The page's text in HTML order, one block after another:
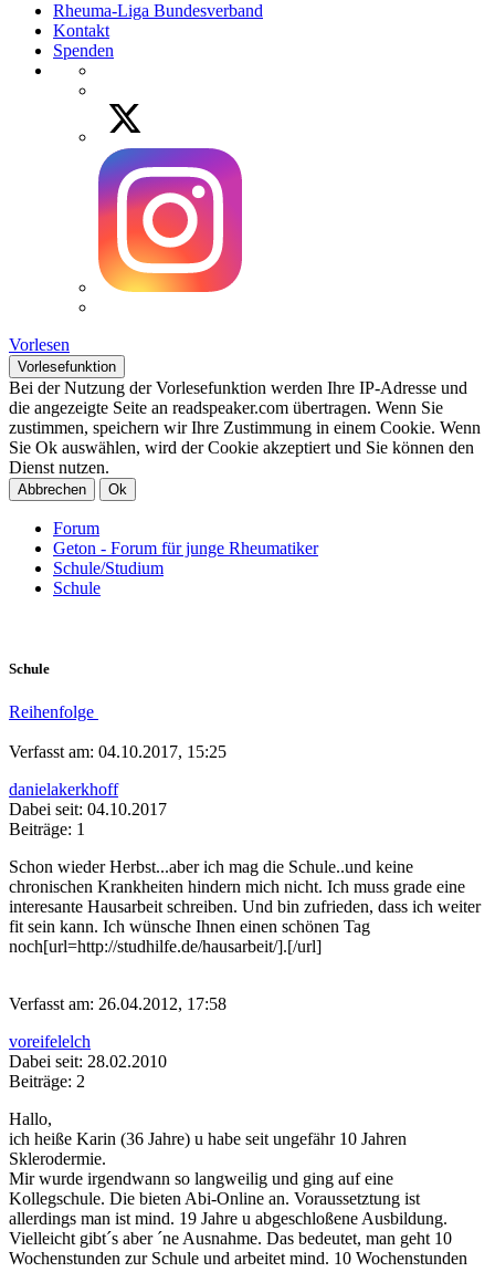
Rheuma-Liga Bundesverband
Kontakt
Spenden
Vorlesen
Vorlesefunktion
Bei der Nutzung der Vorlesefunktion werden Ihre IP-Adresse und
die angezeigte Seite an readspeaker.com übertragen. Wenn Sie
zustimmen, speichern wir Ihre Zustimmung in einem Cookie. Wenn
Sie Ok auswählen, wird der Cookie akzeptiert und Sie können den
Dienst nutzen.
Abbrechen Ok
Forum
Geton - Forum für junge Rheumatiker
Schule/Studium
Schule
Schule
Reihenfolge
Verfasst am: 04.10.2017, 15:25
danielakerkhoff
Dabei seit: 04.10.2017
Beiträge: 1
Schon wieder Herbst...aber ich mag die Schule..und keine
chronischen Krankheiten hindern mich nicht. Ich muss grade eine
interesante Hausarbeit schreiben. Und bin zufrieden, dass ich weiter
fit sein kann. Ich wünsche Ihnen einen schönen Tag
noch[url=http://studhilfe.de/hausarbeit/].[/url]
Verfasst am: 26.04.2012, 17:58
voreifelelch
Dabei seit: 28.02.2010
Beiträge: 2
Hallo,
ich heiße Karin (36 Jahre) u habe seit ungefähr 10 Jahren
Sklerodermie.
Mir wurde irgendwann so langweilig und ging auf eine
Kollegschule. Die bieten Abi-Online an. Voraussetztung ist
allerdings man ist mind. 19 Jahre u abgeschloßene Ausbildung.
Vielleicht gibt´s aber ´ne Ausnahme. Das bedeutet, man geht 10
Wochenstunden zur Schule und arbeitet mind. 10 Wochenstunden